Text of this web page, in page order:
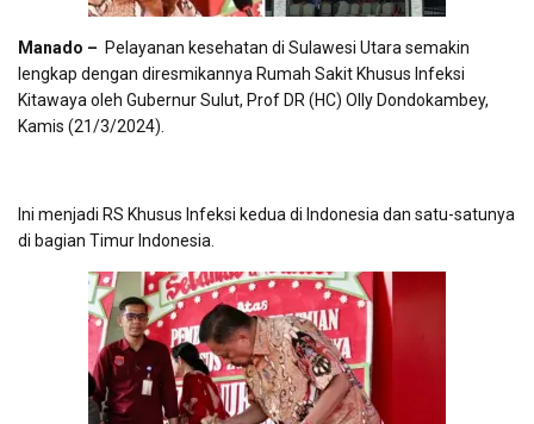
Manado – Pelayanan kesehatan di Sulawesi Utara semakin
lengkap dengan diresmikannya Rumah Sakit Khusus Infeksi
Kitawaya oleh Gubernur Sulut, Prof DR (HC) Olly Dondokambey,
Kamis (21/3/2024).
Ini menjadi RS Khusus Infeksi kedua di Indonesia dan satu-satunya
di bagian Timur Indonesia.